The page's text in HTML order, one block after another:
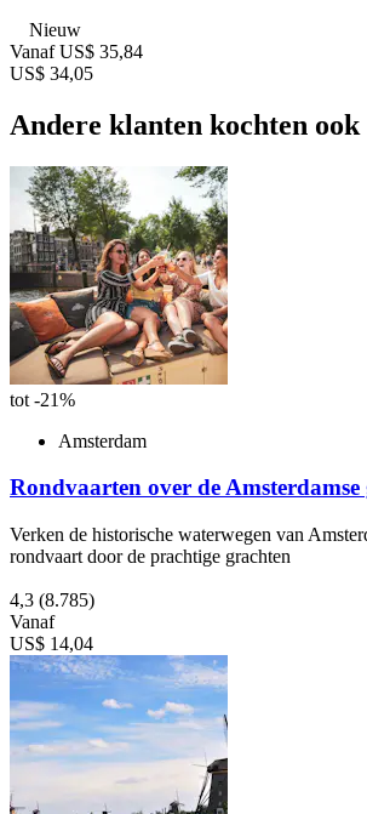
Nieuw
Vanaf US$ 35,84
US$ 34,05
Andere klanten kochten ook
tot -21%
Amsterdam
Rondvaarten over de Amsterdamse
Verken de historische waterwegen van
rondvaart door de prachtige grachten
4,3 (8.785)
Vanaf
US$ 14,04